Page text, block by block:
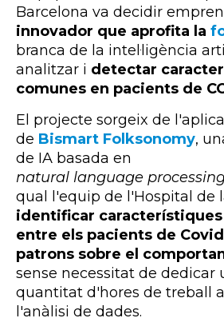
Barcelona va decidir
innovador que aprofita la
branca de la intel·ligència
analitzar i detectar
comunes en pacients de
El projecte sorgeix de
de Bismart Folksonomy,
de IA basada en
natural language
qual l'equip de l'Hospital de
identificar
entre els pacients de
patrons sobre el
sense necessitat de dedicar
quantitat d'hores de treball
l'anàlisi de dades.